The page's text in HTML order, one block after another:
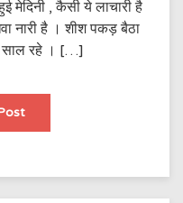
मेदिनी , कैसी ये लाचारी है
नारी है । शीश पकड़ बैठा
साल रहे । […]
अन्नदाता
व्यथा